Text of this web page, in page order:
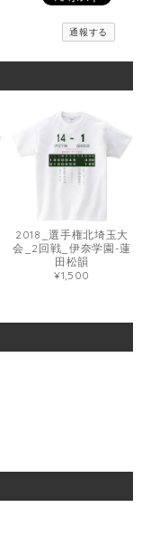
通報する
2018_選手権北埼玉大
会_2回戦_伊奈学園-蓮
田松韻
¥1,500